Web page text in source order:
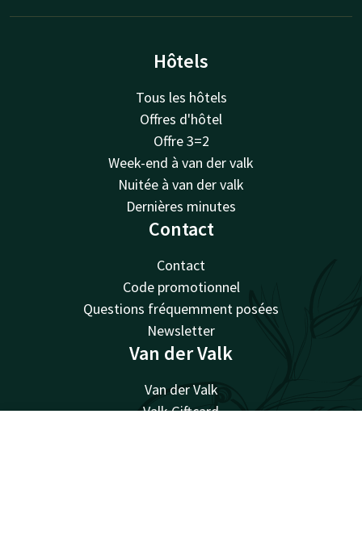
Hôtels
Tous les hôtels
Offres d'hôtel
Offre 3=2
Week-end à van der valk
Nuitée à van der valk
Dernières minutes
Contact
Contact
Code promotionnel
Questions fréquemment posées
Newsletter
Van der Valk
Van der Valk
Valk Giftcard